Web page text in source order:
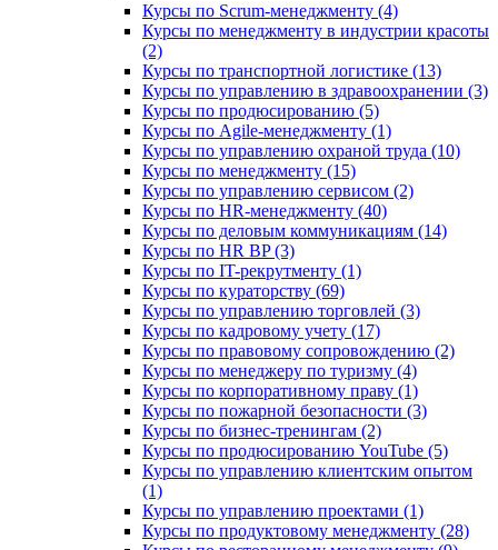
Курсы по Scrum-менеджменту (4)
Курсы по менеджменту в индустрии красоты
(2)
Курсы по транспортной логистике (13)
Курсы по управлению в здравоохранении (3)
Курсы по продюсированию (5)
Курсы по Agile-менеджменту (1)
Курсы по управлению охраной труда (10)
Курсы по менеджменту (15)
Курсы по управлению сервисом (2)
Курсы по HR-менеджменту (40)
Курсы по деловым коммуникациям (14)
Курсы по HR BP (3)
Курсы по IT-рекрутменту (1)
Курсы по кураторству (69)
Курсы по управлению торговлей (3)
Курсы по кадровому учету (17)
Курсы по правовому сопровождению (2)
Курсы по менеджеру по туризму (4)
Курсы по корпоративному праву (1)
Курсы по пожарной безопасности (3)
Курсы по бизнес-тренингам (2)
Курсы по продюсированию YouTube (5)
Курсы по управлению клиентским опытом
(1)
Курсы по управлению проектами (1)
Курсы по продуктовому менеджменту (28)